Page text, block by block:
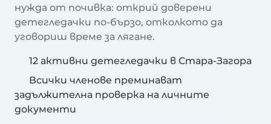
нужда от почивка: открий доверени
детегледачки по-бързо, отколкото да
уговориш време за лягане.
12 активни детегледачки в Стара-Загора
Всички членове преминават
задължителна проверка на личните
документи